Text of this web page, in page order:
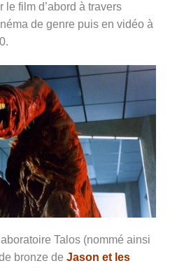
le film d’abord à travers
de genre puis en vidéo à
Talos (nommé ainsi
bronze de Jason et les